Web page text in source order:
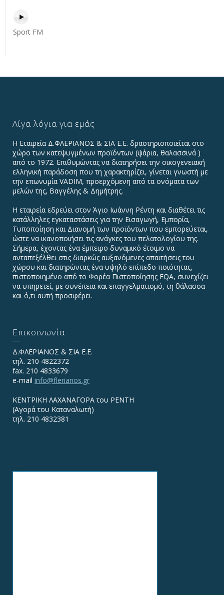
Sport FM
Λίγα λόγια για εμάς
Η Εταιρεία Δ.ΦΛΕΡΙΑΝΟΣ & ΣΙΑ Ε.Ε. δραστηριοποιείται στο
χώρο των κατεψυγμένων προϊόντων (ψάρια, θαλασσινά )
από το 1972. Επιθυμώντας να διατηρήσει την οικογενειακή
ελληνική παράδοση που τη χαρακτηρίζει, γίνεται γνωστή με
την επωνυμία VADIΜ, προερχόμενη από τα ονόματα των
μελών της, Βαγγέλης & Δημήτρης.
Η εταιρεία εδρεύει στον Άγιο Ιωάννη Ρέντη και διαθέτει τις
κατάλληλες εγκαταστάσεις για την Εισαγωγή, Εμπορία,
Τυποποίηση και Διανομή των προϊόντων που εμπορεύεται,
ώστε να ικανοποιήσει τις ανάγκες του πελατολογίου της.
Σήμερα, έχοντας ένα έμπειρο δυναμικό έτοιμο να
ανταπεξέλθει στις διαρκώς αυξανόμενες απαιτήσεις του
χώρου και διατηρώντας ένα υψηλό επίπεδο ποιότητας,
πιστοποιημένο από το Φορέα Πιστοποίησης EQA, συνεχίζει
να υπηρετεί, με συνέπεια και επαγγελματισμό, τη θάλασσα
και ό,τι αυτή προσφέρει.
Επικοινωνία
Δ.ΦΛΕΡΙΑΝΟΣ & ΣΙΑ Ε.Ε.
τηλ. 210 4822372
fax. 210 4833679
e-mail info@flerianos.gr
ΚΕΝΤΡΙΚΗ ΛΑΧΑΝΑΓΟΡΑ του ΡΕΝΤΗ
(Αγορά του Καταναλωτή)
τηλ. 210 4832381